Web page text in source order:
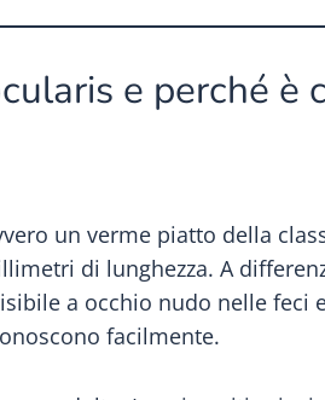
e perché è
un verme piatto della
di lunghezza. A
a occhio nudo nelle feci
facilmente.